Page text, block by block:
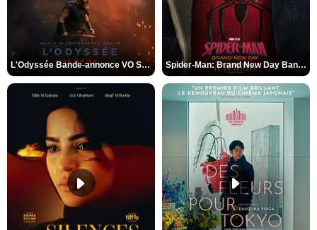
L'Odyssée Bande-annonce VO STFR Spider-Man: Brand New Day Bande-annonce VO STFR